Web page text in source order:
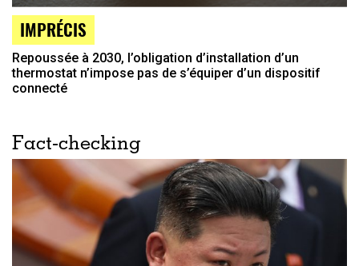
IMPRÉCIS
Repoussée à 2030, l’obligation d’installation d’un
thermostat n’impose pas de s’équiper d’un dispositif
connecté
Fact-checking